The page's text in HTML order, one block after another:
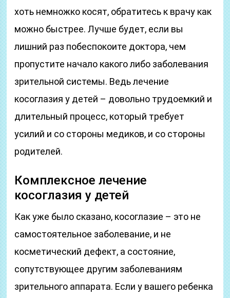
хоть немножко косят, обратитесь к врачу как
можно быстрее. Лучше будет, если вы
лишний раз побеспокоите доктора, чем
пропустите начало какого либо заболевания
зрительной системы. Ведь лечение
косоглазия у детей – довольно трудоемкий и
длительный процесс, который требует
усилий и со стороны медиков, и со стороны
родителей.
Комплексное лечение
косоглазия у детей
Как уже было сказано, косоглазие – это не
самостоятельное заболевание, и не
косметический дефект, а состояние,
сопутствующее другим заболеваниям
зрительного аппарата. Если у вашего ребенка